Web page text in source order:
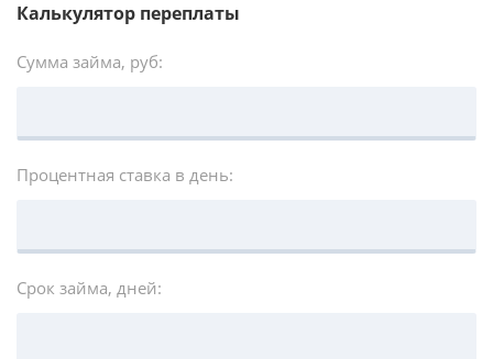
Калькулятор переплаты
Сумма займа, руб:
Процентная ставка в день:
Срок займа, дней: